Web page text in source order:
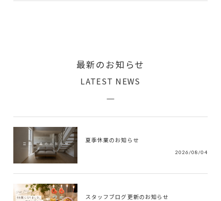
最新のお知らせ
LATEST NEWS
夏季休業のお知らせ
2026/08/04
スタッフブログ更新のお知らせ